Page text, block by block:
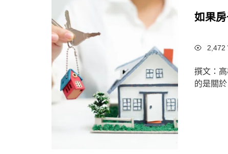
如果
Views2,472
撰文：
的是關